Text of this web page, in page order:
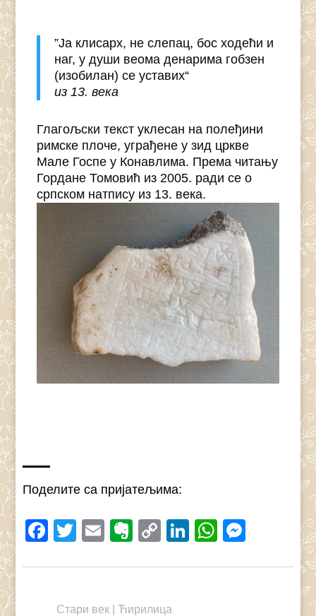
”Ја клисарх, не слепац, бос ходећи и
наг, у души веома денарима гобзен
(изобилан) се уставих“
из 13. века
Глагољски текст уклесан на полеђини
римске плоче, уграђене у зид цркве
Мале Госпе у Конавлима. Према читању
Гордане Томовић из 2005. ради се о
српском натпису из 13. века.
Поделите са пријатељима:
Facebook
Twitter
EmailEvernote
CopyLinkedIn
Стари век| Ћирилица